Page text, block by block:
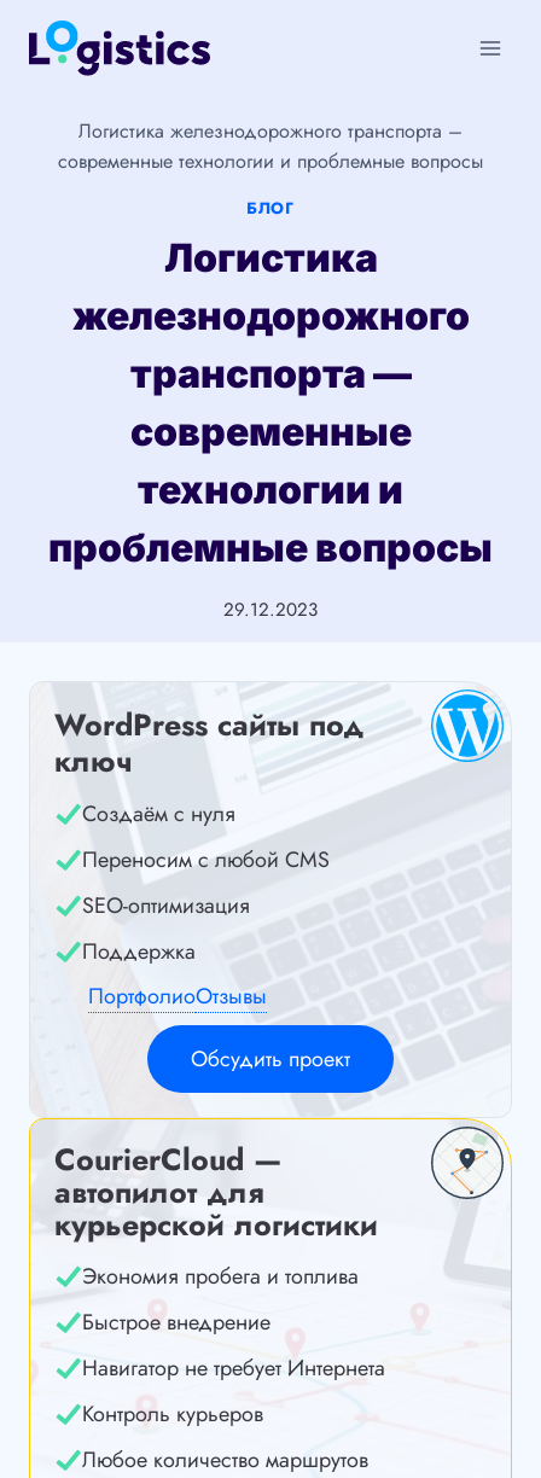
Перейти
Логистика железнодорожного транспорта –
современные технологии и проблемные вопросы
БЛОГ
Логистика
железнодорожного
транспорта —
современные
технологии и
проблемные вопросы
29.12.2023
WordPress сайты под
ключ
Создаём с нуля
Переносим с любой CMS
SEO-оптимизация
Поддержка
ПортфолиоОтзывы
Обсудить проект
CourierCloud —
автопилот для
курьерской логистики
Экономия пробега и топлива
Быстрое внедрение
Навигатор не требует Интернета
Контроль курьеров
Любое количество маршрутов